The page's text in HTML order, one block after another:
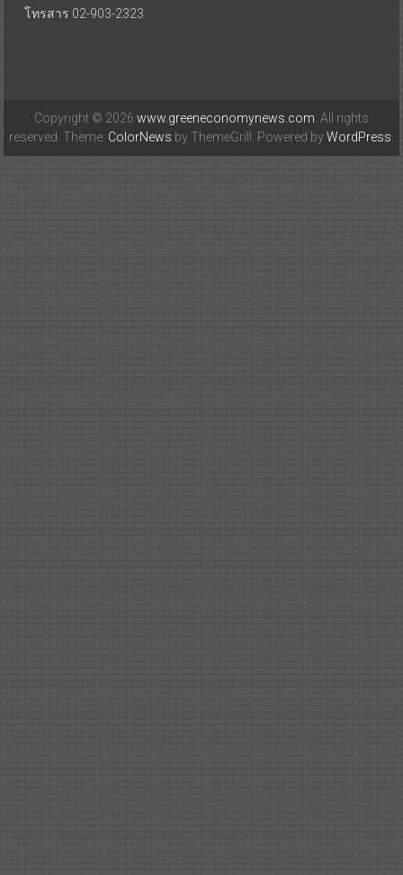
โทรสาร 02-903-2323
Copyright © 2026 www.greeneconomynews.com. All rights
reserved. Theme: ColorNews by ThemeGrill. Powered byWordPress.